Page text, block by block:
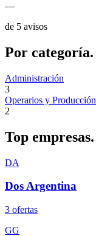
—
de 5 avisos
Por categoría.
Administración
3
Operarios y Producción
2
Top empresas.
DA
Dos Argentina
3 ofertas
GG